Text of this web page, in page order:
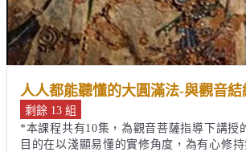
人人都能聽懂的大圓滿法-與觀音結
剩餘 13 組
*本課程共有10集，為觀音菩薩指導下講授
目的在以淺顯易懂的實修角度，為有心修